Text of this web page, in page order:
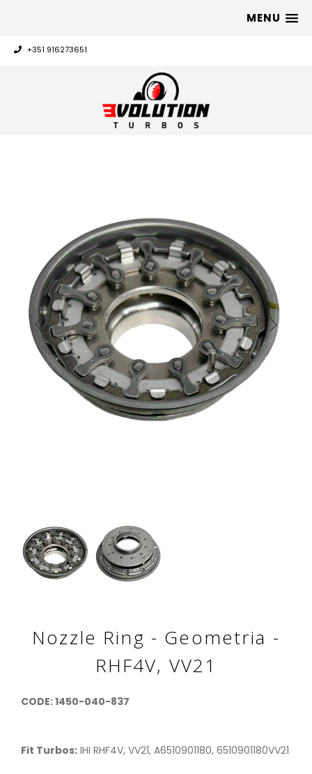
MENU
+351 916273651
Nozzle Ring - Geometria -
RHF4V, VV21
CODE: 1450-040-837
Fit Turbos: IHI RHF4V, VV21, A6510901180, 6510901180VV21